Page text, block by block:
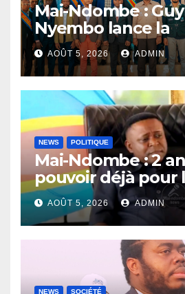
Mai-Ndombe :
Nyembo lance la
sensibilisation au
recensement
Inongo
AOÛT 5, 2026 ADMIN
NEWS POLITIQUE
Mai-Ndombe : 2
pouvoir déjà pour
Gouverneur Nkoso
AOÛT 5, 2026 ADMIN
NEWS SOCIÉTÉ